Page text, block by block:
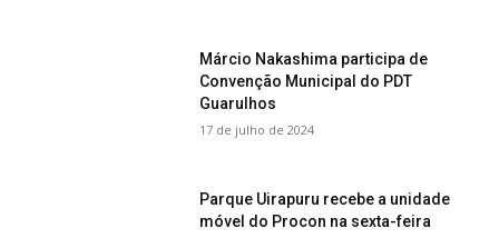
Márcio Nakashima participa de
Convenção Municipal do PDT
Guarulhos
17 de julho de 2024
Parque Uirapuru recebe a unidade
móvel do Procon na sexta-feira